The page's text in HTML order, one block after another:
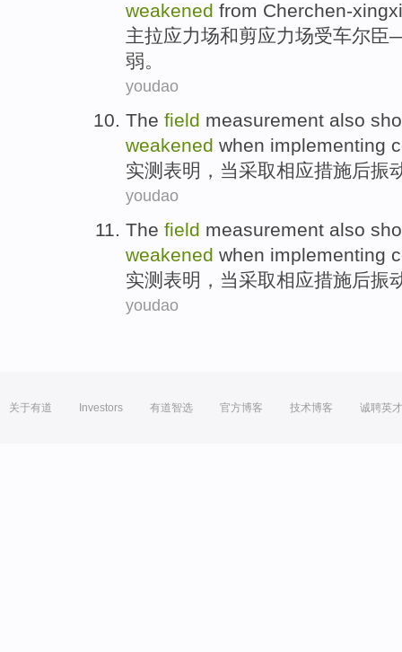
weakened from Cherchen-
主拉应力场和剪应力场受车尔臣
弱。
youdao
The field measurement also
weakened when implementing
实测 表明 ， 当采取相应措施后振
youdao
The field measurement also
weakened when implementing
实测 表明 ， 当采取相应措施后振
youdao
关于有道 Investors 有道智选 官方博客 技术博客 诚聘英才